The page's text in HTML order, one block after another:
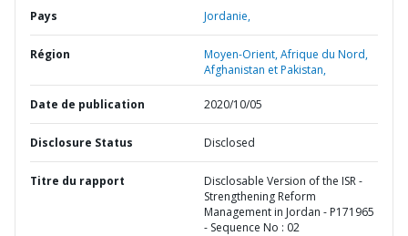
Pays Jordanie,
Région
Moyen-Orient, Afrique du Nord,
Afghanistan et Pakistan,
Date de publication 2020/10/05
Disclosure Status Disclosed
Titre du rapport
Disclosable Version of the ISR -
Strengthening Reform
Management in Jordan - P171965
- Sequence No : 02